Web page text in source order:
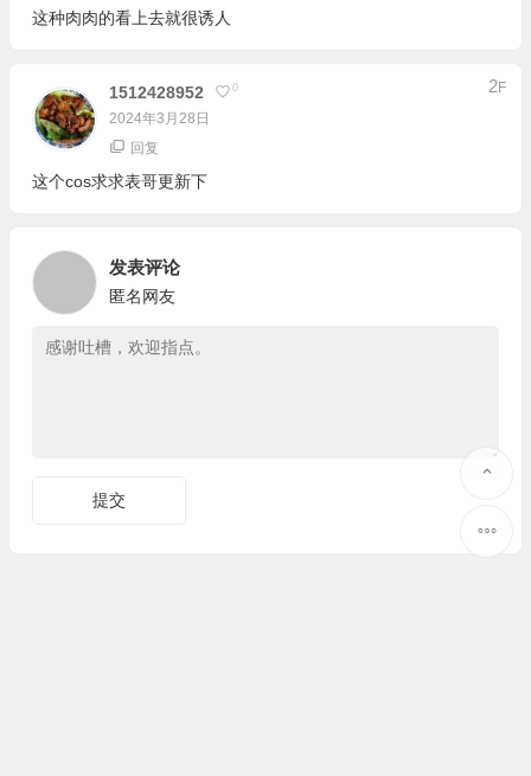
这种肉肉的看上去就很诱人
1512428952 0
2024年3月28日
2F
回复
这个cos求求表哥更新下
发表评论
匿名网友